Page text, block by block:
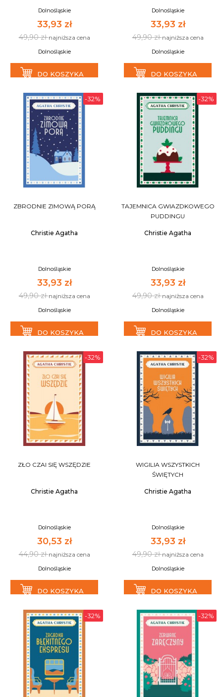
Dolnośląskie
33,93 zł
49,90 złnajniższa cena
Dolnośląskie
DO KOSZYKA
Dolnośląskie
33,93 zł
49,90 złnajniższa cena
Dolnośląskie
DO KOSZYKA
-32%
ZBRODNIE ZIMOWĄ PORĄ
Christie Agatha
Dolnośląskie
33,93 zł
49,90 złnajniższa cena
Dolnośląskie
DO KOSZYKA
-32%
TAJEMNICA GWIAZDKOWEGO
PUDDINGU
Christie Agatha
Dolnośląskie
33,93 zł
49,90 złnajniższa cena
Dolnośląskie
DO KOSZYKA
-32%
ZŁO CZAI SIĘ WSZĘDZIE
Christie Agatha
Dolnośląskie
30,53 zł
44,90 złnajniższa cena
Dolnośląskie
DO KOSZYKA
-32%
WIGILIA WSZYSTKICH
ŚWIĘTYCH
Christie Agatha
Dolnośląskie
33,93 zł
49,90 złnajniższa cena
Dolnośląskie
DO KOSZYKA
-32% -32%